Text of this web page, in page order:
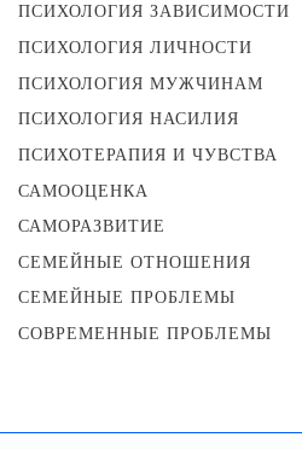
ПСИХОЛОГИЯ ЗАВИСИМОСТИ
ПСИХОЛОГИЯ ЛИЧНОСТИ
ПСИХОЛОГИЯ МУЖЧИНАМ
ПСИХОЛОГИЯ НАСИЛИЯ
ПСИХОТЕРАПИЯ И ЧУВСТВА
САМООЦЕНКА
САМОРАЗВИТИЕ
СЕМЕЙНЫЕ ОТНОШЕНИЯ
СЕМЕЙНЫЕ ПРОБЛЕМЫ
СОВРЕМЕННЫЕ ПРОБЛЕМЫ